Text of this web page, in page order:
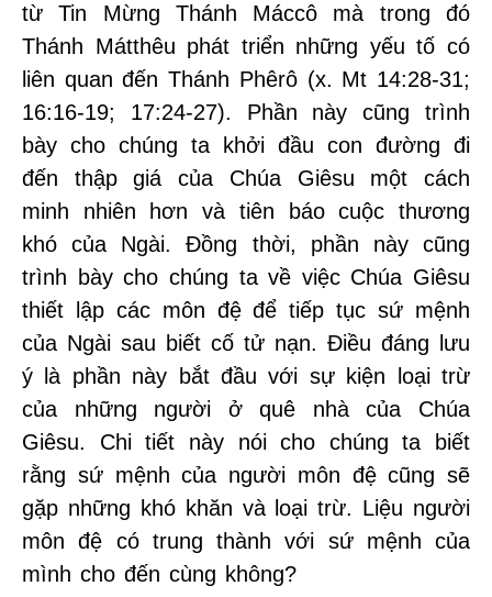
từ Tin Mừng Thánh Máccô mà trong đó
Thánh Mátthêu phát triển những yếu tố có
liên quan đến Thánh Phêrô (x. Mt 14:28-31;
16:16-19; 17:24-27). Phần này cũng trình
bày cho chúng ta khởi đầu con đường đi
đến thập giá của Chúa Giêsu một cách
minh nhiên hơn và tiên báo cuộc thương
khó của Ngài. Đồng thời, phần này cũng
trình bày cho chúng ta về việc Chúa Giêsu
thiết lập các môn đệ để tiếp tục sứ mệnh
của Ngài sau biết cố tử nạn. Điều đáng lưu
ý là phần này bắt đầu với sự kiện loại trừ
của những người ở quê nhà của Chúa
Giêsu. Chi tiết này nói cho chúng ta biết
rằng sứ mệnh của người môn đệ cũng sẽ
gặp những khó khăn và loại trừ. Liệu người
môn đệ có trung thành với sứ mệnh của
mình cho đến cùng không?